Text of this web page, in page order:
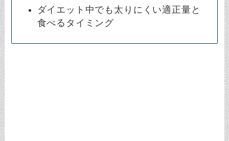
ダイエット中でも太りにくい適正量と
食べるタイミング